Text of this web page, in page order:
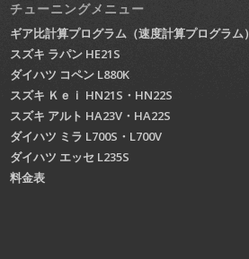
チューニングメニュー
ギア比計算プログラム（速度計算プログラム）
スズキ ラパン HE21S
ダイハツ コペン L880K
スズキ Ｋｅｉ HN21S・HN22S
スズキ アルト HA23V・HA22S
ダイハツ ミラ L700S・L700V
ダイハツ エッセ L235S
料金表